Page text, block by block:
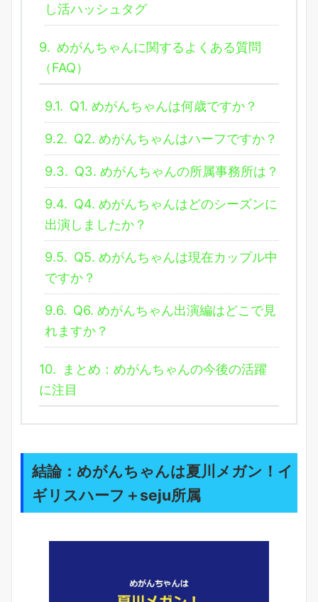
し活ハッシュタグ
9. めがんちゃんに関するよくある質問
（FAQ）
9.1. Q1. めがんちゃんは何歳ですか？
9.2. Q2. めがんちゃんはハーフですか？
9.3. Q3. めがんちゃんの所属事務所は？
9.4. Q4. めがんちゃんはどのシーズンに
出演しましたか？
9.5. Q5. めがんちゃんは現在カップル中
ですか？
9.6. Q6. めがんちゃん出演編はどこで見
れますか？
10.
まとめ：めがんちゃんの今後の活躍
に注目
結論：めがんちゃんは夏川メガン！イ
ギリスハーフ＋seju所属